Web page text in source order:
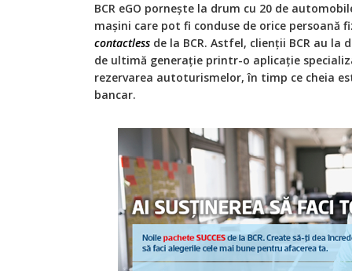
BCR eGO pornește la drum cu 20 de
mașini care pot fi conduse de orice persoană
contactless de la BCR. Astfel, clienții BCR au
de ultimă generație printr-o aplicație
rezervarea autoturismelor, în timp ce cheia
bancar.